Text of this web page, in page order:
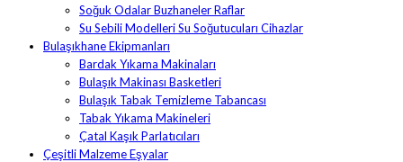
Soğuk Odalar Buzhaneler Raflar
Su Sebili Modelleri Su Soğutucuları Cihazlar
Bulaşıkhane Ekipmanları
Bardak Yıkama Makinaları
Bulaşık Makinası Basketleri
Bulaşık Tabak Temizleme Tabancası
Tabak Yıkama Makineleri
Çatal Kaşık Parlatıcıları
Çeşitli Malzeme Eşyalar